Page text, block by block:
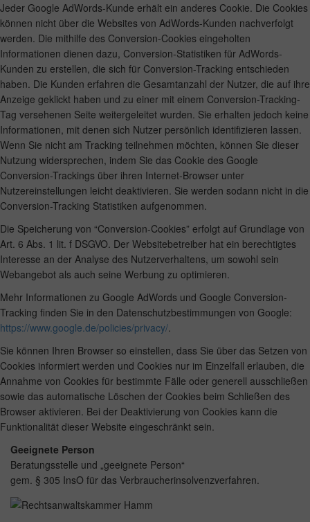
Jeder Google AdWords-Kunde erhält ein anderes Cookie. Die Cookies
können nicht über die Websites von AdWords-Kunden nachverfolgt
werden. Die mithilfe des Conversion-Cookies eingeholten
Informationen dienen dazu, Conversion-Statistiken für AdWords-
Kunden zu erstellen, die sich für Conversion-Tracking entschieden
haben. Die Kunden erfahren die Gesamtanzahl der Nutzer, die auf ihre
Anzeige geklickt haben und zu einer mit einem Conversion-Tracking-
Tag versehenen Seite weitergeleitet wurden. Sie erhalten jedoch keine
Informationen, mit denen sich Nutzer persönlich identifizieren lassen.
Wenn Sie nicht am Tracking teilnehmen möchten, können Sie dieser
Nutzung widersprechen, indem Sie das Cookie des Google
Conversion-Trackings über ihren Internet-Browser unter
Nutzereinstellungen leicht deaktivieren. Sie werden sodann nicht in die
Conversion-Tracking Statistiken aufgenommen.
Die Speicherung von “Conversion-Cookies” erfolgt auf Grundlage von
Art. 6 Abs. 1 lit. f DSGVO. Der Websitebetreiber hat ein berechtigtes
Interesse an der Analyse des Nutzerverhaltens, um sowohl sein
Webangebot als auch seine Werbung zu optimieren.
Mehr Informationen zu Google AdWords und Google Conversion-
Tracking finden Sie in den Datenschutzbestimmungen von Google:
https://www.google.de/policies/privacy/.
Sie können Ihren Browser so einstellen, dass Sie über das Setzen von
Cookies informiert werden und Cookies nur im Einzelfall erlauben, die
Annahme von Cookies für bestimmte Fälle oder generell ausschließen
sowie das automatische Löschen der Cookies beim Schließen des
Browser aktivieren. Bei der Deaktivierung von Cookies kann die
Funktionalität dieser Website eingeschränkt sein.
Geeignete Person
Beratungsstelle und „geeignete Person“
gem. § 305 InsO für das Verbraucherinsolvenzverfahren.